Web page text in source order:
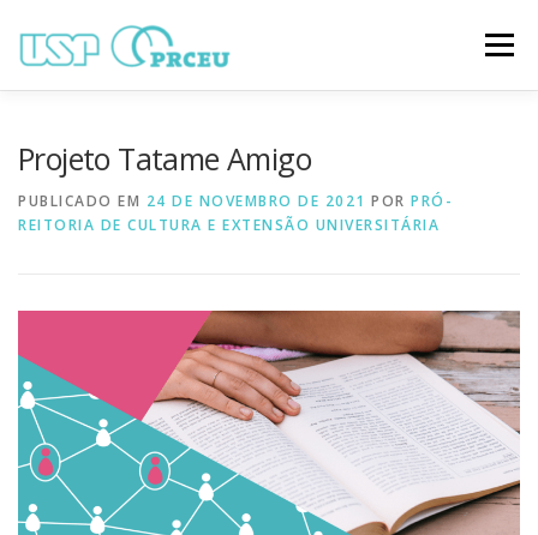
para
Menu
TRABALHOS ONLINE PROGRAMAÇÃO
NOTÍCIAS CONTATO
Projeto Tatame Amigo
PUBLICADO EM 24 DE NOVEMBRO DE 2021 POR PRÓ-
REITORIA DE CULTURA E EXTENSÃO UNIVERSITÁRIA